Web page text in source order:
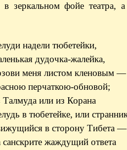
зеркальном фойе театра,
надели тюбетейки,
дудочка-жалейка,
меня листом кленовым —
перчаткою-обновой;
или из Корана
в тюбетейке, или
в сторону Тибета —
жаждущий ответа